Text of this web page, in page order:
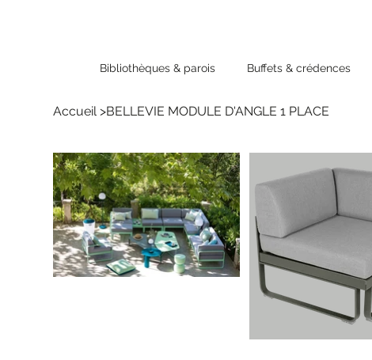
Bibliothèques & parois Buffets & crédences
Accueil >BELLEVIE MODULE D'ANGLE 1 PLACE